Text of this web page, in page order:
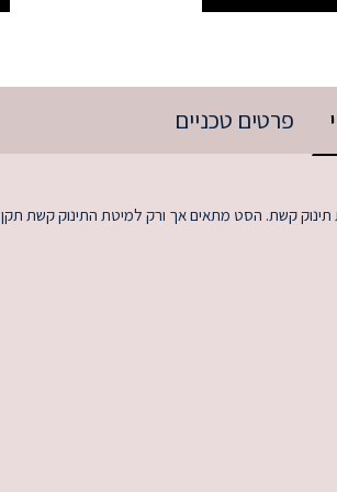
פרטים טכניים
תינוק קשת. הסט מתאים אך ורק למיטת התינוק קשת